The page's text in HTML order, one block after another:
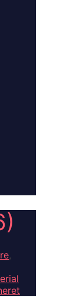
,